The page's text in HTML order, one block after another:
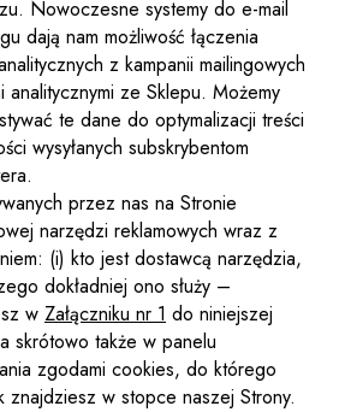
Nowoczesne systemy do e-mail
dają nam możliwość łączenia
z kampanii mailingowych
analitycznymi ze Sklepu. Możemy
te dane do optymalizacji treści
wysyłanych subskrybentom
przez nas na Stronie
narzędzi reklamowych wraz z
(i) kto jest dostawcą narzędzia,
dokładniej ono służy –
w Załączniku nr 1 do niniejszej
skrótowo także w panelu
zgodami cookies, do którego
znajdziesz w stopce naszej Strony.